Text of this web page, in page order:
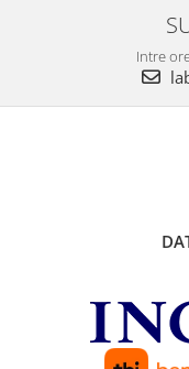
Intre